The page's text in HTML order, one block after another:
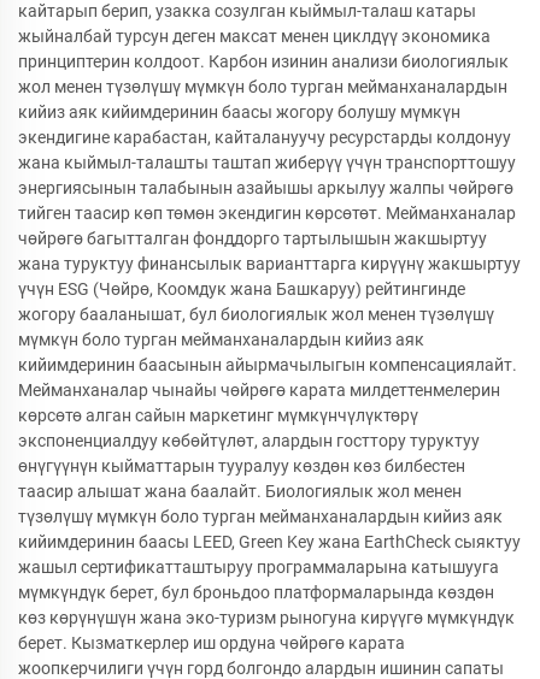
кайтарып берип, узакка созулган кыймыл-талаш катары
жыйналбай турсун деген максат менен циклдүү экономика
принциптерин колдоот. Карбон изинин анализи биологиялык
жол менен түзөлүшү мүмкүн боло турган мейманханалардын
кийиз аяк кийимдеринин баасы жогору болушу мүмкүн
экендигине карабастан, кайталануучу ресурстарды колдонуу
жана кыймыл-талашты таштап жиберүү үчүн транспорттошуу
энергиясынын талабынын азайышы аркылуу жалпы чөйрөгө
тийген таасир көп төмөн экендигин көрсөтөт. Мейманханалар
чөйрөгө багытталган фонддорго тартылышын жакшыртуу
жана туруктуу финансылык варианттарга кирүүнү жакшыртуу
үчүн ESG (Чөйрө, Коомдук жана Башкаруу) рейтингинде
жогору бааланышат, бул биологиялык жол менен түзөлүшү
мүмкүн боло турган мейманханалардын кийиз аяк
кийимдеринин баасынын айырмачылыгын компенсациялайт.
Мейманханалар чынайы чөйрөгө карата милдеттенмелерин
көрсөтө алган сайын маркетинг мүмкүнчүлүктөрү
экспоненциалдуу көбөйтүлөт, алардын госттору туруктуу
өнүгүүнүн кыйматтарын тууралуу көздөн көз билбестен
таасир алышат жана баалайт. Биологиялык жол менен
түзөлүшү мүмкүн боло турган мейманханалардын кийиз аяк
кийимдеринин баасы LEED, Green Key жана EarthCheck сыяктуу
жашыл сертификатташтыруу программаларына катышууга
мүмкүндүк берет, бул броньдоо платформаларында көздөн
көз көрүнүшүн жана эко-туризм рыногуна кирүүгө мүмкүндүк
берет. Кызматкерлер иш ордуна чөйрөгө карата
жоопкерчилиги үчүн горд болгондо алардын ишинин сапаты